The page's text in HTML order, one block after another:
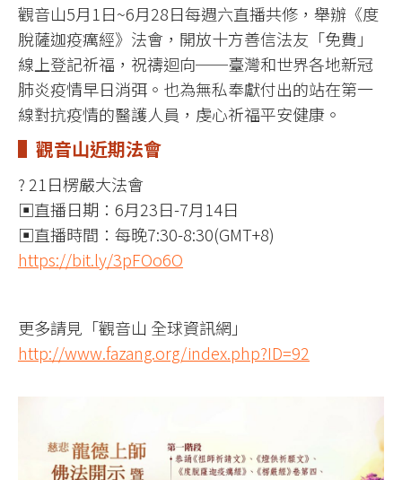
觀音山5月1日~6月28日每週六直播共修，舉辦《度
脫薩迦疫癘經》法會，開放十方善信法友「免費」
線上登記祈福，祝禱迴向──臺灣和世界各地新冠
肺炎疫情早日消弭。也為無私奉獻付出的站在第一
線對抗疫情的醫護人員，虔心祈福平安健康。
▌觀音山近期法會
? 21日楞嚴大法會
▣直播日期：6月23日-7月14日
▣直播時間：每晚7:30-8:30(GMT+8)
https://bit.ly/3pFOo6O
更多請見「觀音山 全球資訊網」
http://www.fazang.org/index.php?ID=92